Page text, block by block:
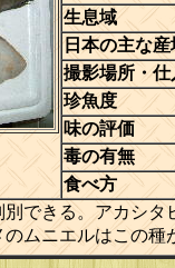
生息域
日本の主な産
撮影場所・仕
珍魚度
味の評価
毒の有無
食べ方
できる。アカシ
ムニエルはこの種